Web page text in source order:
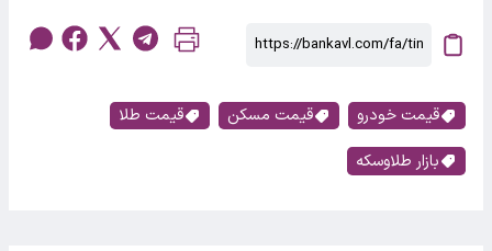
قیمت خودرو قیمت مسکن
قیمت طلا
بازار طلاوسکه